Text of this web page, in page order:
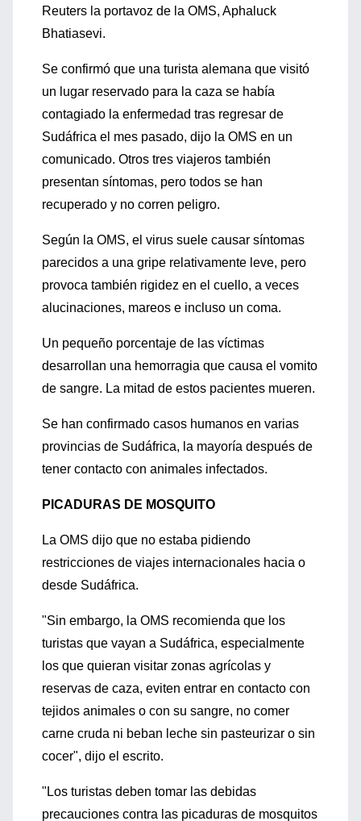
Reuters la portavoz de la OMS, Aphaluck
Bhatiasevi.
Se confirmó que una turista alemana que visitó
un lugar reservado para la caza se había
contagiado la enfermedad tras regresar de
Sudáfrica el mes pasado, dijo la OMS en un
comunicado. Otros tres viajeros también
presentan síntomas, pero todos se han
recuperado y no corren peligro.
Según la OMS, el virus suele causar síntomas
parecidos a una gripe relativamente leve, pero
provoca también rigidez en el cuello, a veces
alucinaciones, mareos e incluso un coma.
Un pequeño porcentaje de las víctimas
desarrollan una hemorragia que causa el vomito
de sangre. La mitad de estos pacientes mueren.
Se han confirmado casos humanos en varias
provincias de Sudáfrica, la mayoría después de
tener contacto con animales infectados.
PICADURAS DE MOSQUITO
La OMS dijo que no estaba pidiendo
restricciones de viajes internacionales hacia o
desde Sudáfrica.
"Sin embargo, la OMS recomienda que los
turistas que vayan a Sudáfrica, especialmente
los que quieran visitar zonas agrícolas y
reservas de caza, eviten entrar en contacto con
tejidos animales o con su sangre, no comer
carne cruda ni beban leche sin pasteurizar o sin
cocer", dijo el escrito.
"Los turistas deben tomar las debidas
precauciones contra las picaduras de mosquitos